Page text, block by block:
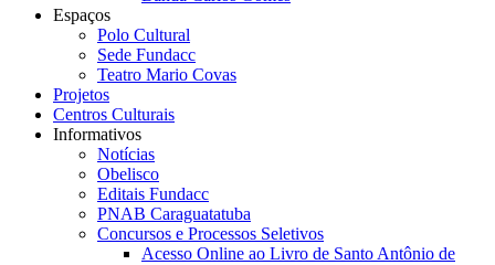
Espaços
Polo Cultural
Sede Fundacc
Teatro Mario Covas
Projetos
Centros Culturais
Informativos
Notícias
Obelisco
Editais Fundacc
PNAB Caraguatatuba
Concursos e Processos Seletivos
Acesso Online ao Livro de Santo Antônio de